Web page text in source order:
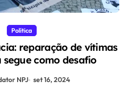
Política
reparação de vítimas
como desafio
NPJ set 16, 2024